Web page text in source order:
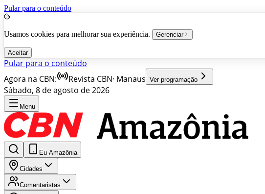
Pular para o conteúdo
Usamos cookies para melhorar sua experiência. Gerenciar
Aceitar
Pular para o conteúdo
Agora na CBN:
Revista CBN· Manaus Ver programação
Sábado, 8 de agosto de 2026
Menu
Eu Amazônia
Cidades
Comentaristas